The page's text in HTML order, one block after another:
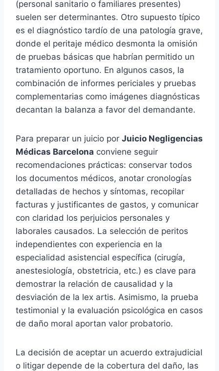
(personal sanitario o familiares presentes)
suelen ser determinantes. Otro supuesto típico
es el diagnóstico tardío de una patología grave,
donde el peritaje médico desmonta la omisión
de pruebas básicas que habrían permitido un
tratamiento oportuno. En algunos casos, la
combinación de informes periciales y pruebas
complementarias como imágenes diagnósticas
decantan la balanza a favor del demandante.
Para preparar un juicio por Juicio Negligencias
Médicas Barcelona conviene seguir
recomendaciones prácticas: conservar todos
los documentos médicos, anotar cronologías
detalladas de hechos y síntomas, recopilar
facturas y justificantes de gastos, y comunicar
con claridad los perjuicios personales y
laborales causados. La selección de peritos
independientes con experiencia en la
especialidad asistencial específica (cirugía,
anestesiología, obstetricia, etc.) es clave para
demostrar la relación de causalidad y la
desviación de la lex artis. Asimismo, la prueba
testimonial y la evaluación psicológica en casos
de daño moral aportan valor probatorio.
La decisión de aceptar un acuerdo extrajudicial
o litigar depende de la cobertura del daño, las